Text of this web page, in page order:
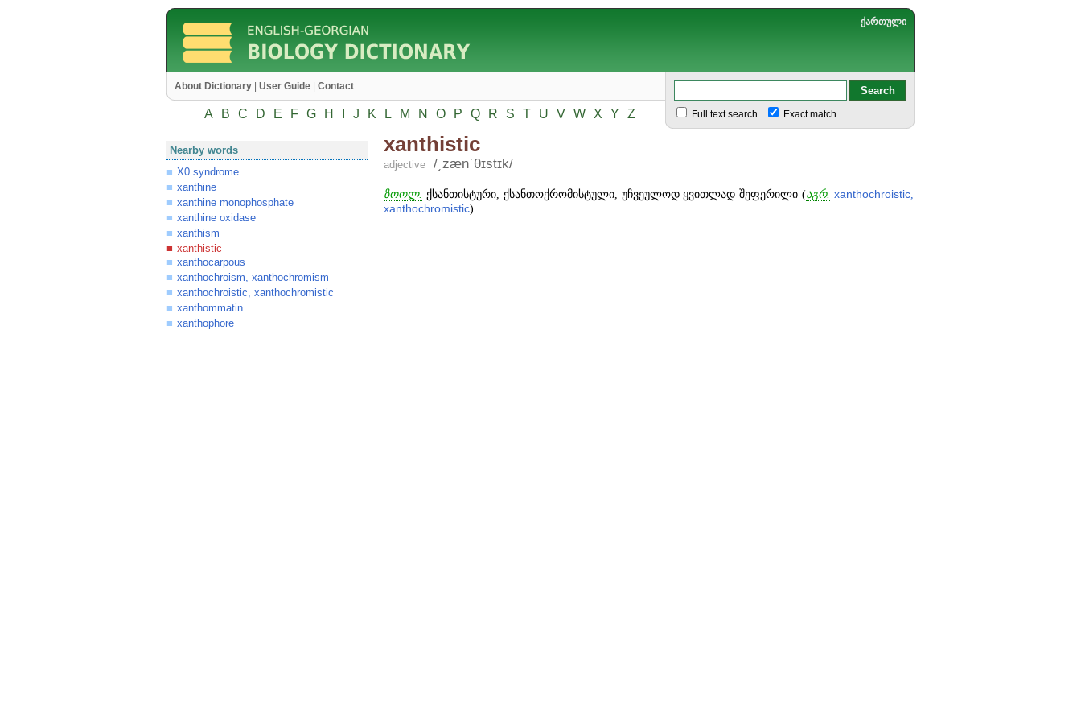
ქართული
About Dictionary User Guide Contact
A B C D E F G H J K L M N O P Q R S T U V W X Y Z Full text search Exact match
Nearby words
X0 syndrome
xanthine
xanthine monophosphate
xanthine oxidase
xanthism
xanthistic
xanthocarpous
xanthochroism, xanthochromism
xanthochroistic, xanthochromistic
xanthommatin
xanthophore
xanthistic
adjective /͵zænʹθɪstɪk/
ზოოლ. ქსანთისტური, ქსანთოქრომისტული, უჩვეულოდ ყვითლად შეფერილი (აგრ. xanthochroistic
xanthochromistic).